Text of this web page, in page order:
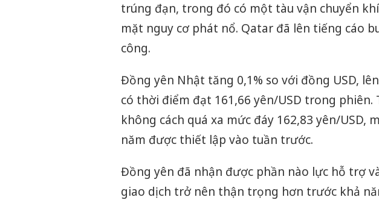
trúng đạn, trong đó có một tàu vận chuyển
mặt nguy cơ phát nổ. Qatar đã lên tiếng cáo
công.
Đồng yên Nhật tăng 0,1% so với đồng USD,
có thời điểm đạt 161,66 yên/USD trong phiên.
không cách quá xa mức đáy 162,83 yên/USD,
năm được thiết lập vào tuần trước.
Đồng yên đã nhận được phần nào lực hỗ trợ
giao dịch trở nên thận trọng hơn trước khả